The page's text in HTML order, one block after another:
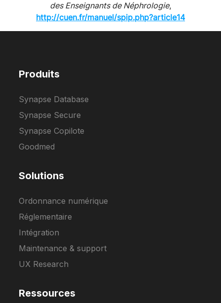
des Enseignants de Néphrologie,
http://cuen.fr/manuel/spip.php?article14
Produits
Synapse Database
Synapse Secure
Synapse Copilote
Goodmed
Solutions
Ordonnance numérique
Réglementaire
Intégration
Maintenance & support
UX Research
Ressources